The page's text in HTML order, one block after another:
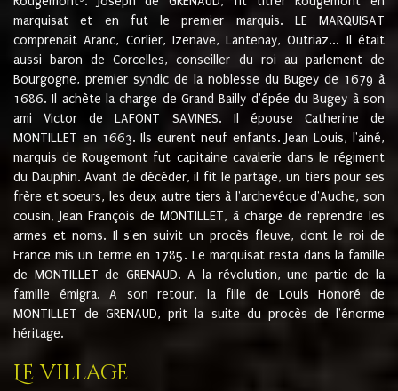
marquisat et en fut le premier marquis. LE MARQUISAT
comprenait Aranc, Corlier, Izenave, Lantenay, Outriaz... Il était
aussi baron de Corcelles, conseiller du roi au parlement de
Bourgogne, premier syndic de la noblesse du Bugey de 1679 à
1686. Il achète la charge de Grand Bailly d'épée du Bugey à son
ami Victor de LAFONT SAVINES. Il épouse Catherine de
MONTILLET en 1663. Ils eurent neuf enfants. Jean Louis, l'ainé,
marquis de Rougemont fut capitaine cavalerie dans le régiment
du Dauphin. Avant de décéder, il fit le partage, un tiers pour ses
frère et soeurs, les deux autre tiers à l'archevêque d'Auche, son
cousin, Jean François de MONTILLET, à charge de reprendre les
armes et noms. Il s'en suivit un procès fleuve, dont le roi de
France mis un terme en 1785. Le marquisat resta dans la famille
de MONTILLET de GRENAUD. A la révolution, une partie de la
famille émigra. A son retour, la fille de Louis Honoré de
MONTILLET de GRENAUD, prit la suite du procès de l'énorme
héritage.
Le village